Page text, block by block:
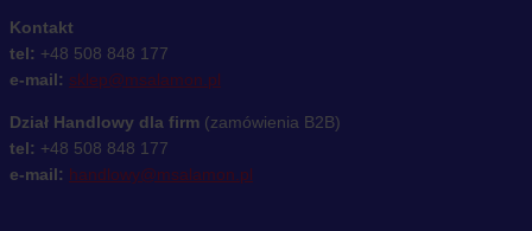
Kontakt
tel: +48 508 848 177
e-mail: sklep@msalamon.pl
Dział Handlowy dla firm (zamówienia B2B)
tel: +48 508 848 177
e-mail: handlowy@msalamon.pl